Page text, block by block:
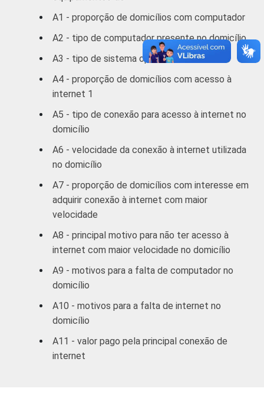
5 SM - 10
48 24
10 SM ou + 57
CLASSE
SOCIAL 3
A 47 18
B 45 27
1Base ponderada: 5.766 domicílios
entrevistados que possuem acesso à
Internet, cujos respondentes sabem se
possuem conexão discada ou de outro tipo e
velocidade. Respostas estimuladas.
2Não sabe / Não Respondeu.
O critério utilizado para classificação leva
em consideração a educação do chefe de
domésticos, relacionando-os a um sistema
de pontuação. A soma dos pontos
A1 - proporção de domicílios com computador
A2 - tipo de computador presente no domicílio
A3 - tipo de sistema operacional utilizado
A4 - proporção de domicílios com acesso à
internet 1
A5 - tipo de conexão para acesso à internet no
domicílio
A6 - velocidade da conexão à internet utilizada
no domicílio
A7 - proporção de domicílios com interesse em
adquirir conexão à internet com maior
velocidade
A8 - principal motivo para não ter acesso à
internet com maior velocidade no domicílio
A9 - motivos para a falta de computador no
domicílio
A10 - motivos para a falta de internet no
domicílio
A11 - valor pago pela principal conexão de
internet